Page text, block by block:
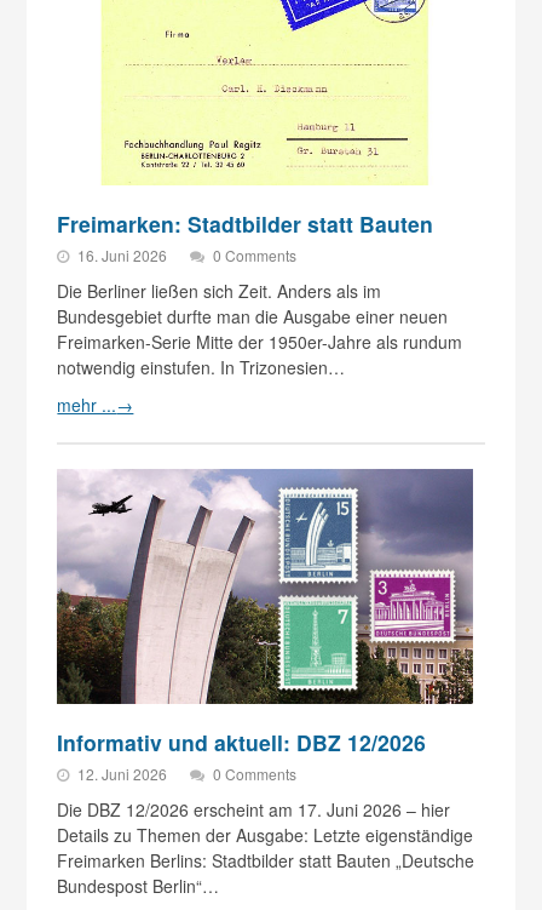
Freimarken: Stadtbilder statt Bauten
16. Juni 2026 0 Comments
Die Berliner ließen sich Zeit. Anders als im
Bundesgebiet durfte man die Ausgabe einer neuen
Freimarken-Serie Mitte der 1950er-Jahre als rundum
notwendig einstufen. In Trizonesien…
mehr ...→
Informativ und aktuell: DBZ 12/2026
12. Juni 2026 0 Comments
Die DBZ 12/2026 erscheint am 17. Juni 2026 – hier
Details zu Themen der Ausgabe: Letzte eigenständige
Freimarken Berlins: Stadtbilder statt Bauten „Deutsche
Bundespost Berlin“…